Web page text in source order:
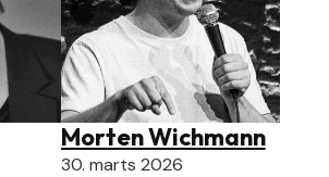
Morten Wichmann
30. marts 2026